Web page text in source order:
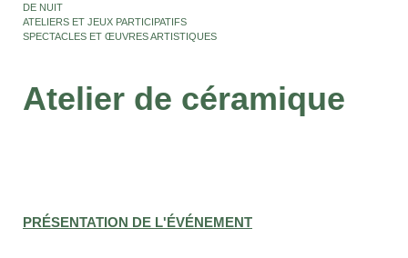
DE NUIT
ATELIERS ET JEUX PARTICIPATIFS
SPECTACLES ET ŒUVRES ARTISTIQUES
Atelier de céramique
PRÉSENTATION DE L'ÉVÉNEMENT